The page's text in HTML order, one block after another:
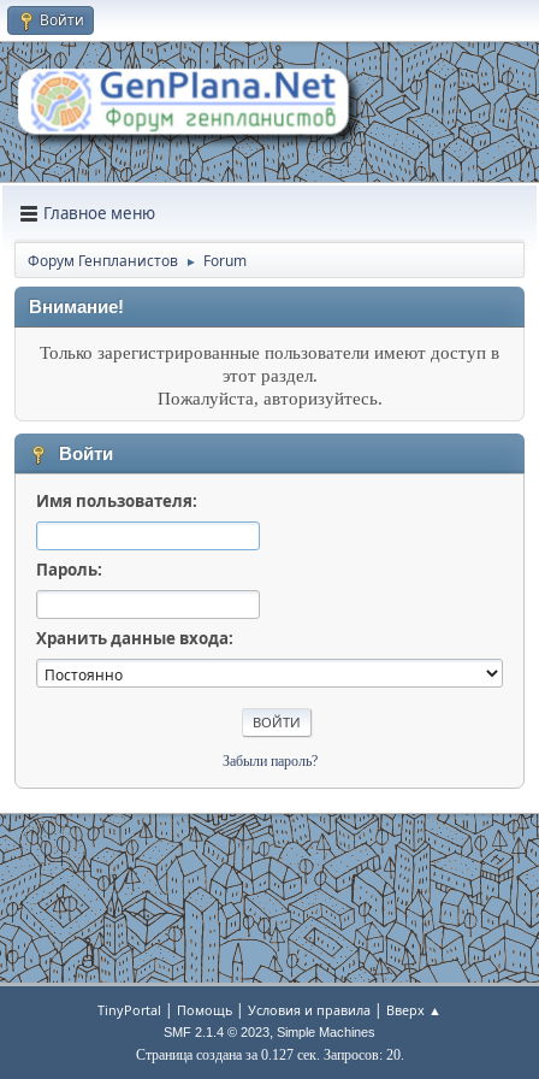
Войти
Главное меню
Форум Генпланистов ► Forum
Внимание!
Только зарегистрированные пользователи имеют доступ в
этот раздел.
Пожалуйста, авторизуйтесь.
Войти
Имя пользователя:
Пароль:
Хранить данные входа:
Забыли пароль?
TinyPortal | Помощь | Условия и правила | Вверх ▲
SMF 2.1.4 © 2023, Simple Machines
Страница создана за 0.127 сек. Запросов: 20.